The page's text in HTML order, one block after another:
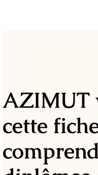
AZIMUT
cette